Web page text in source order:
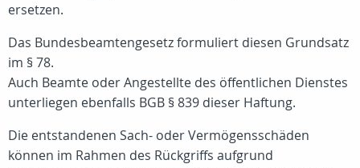
ersetzen.
Das Bundesbeamtengesetz formuliert diesen Grundsatz
im § 78.
Auch Beamte oder Angestellte des öffentlichen Dienstes
unterliegen ebenfalls BGB § 839 dieser Haftung.
Die entstandenen Sach- oder Vermögensschäden
können im Rahmen des Rückgriffs aufgrund